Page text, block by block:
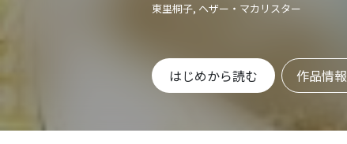
東里桐子, ヘザー・マカリスター
はじめから読む 作品情報